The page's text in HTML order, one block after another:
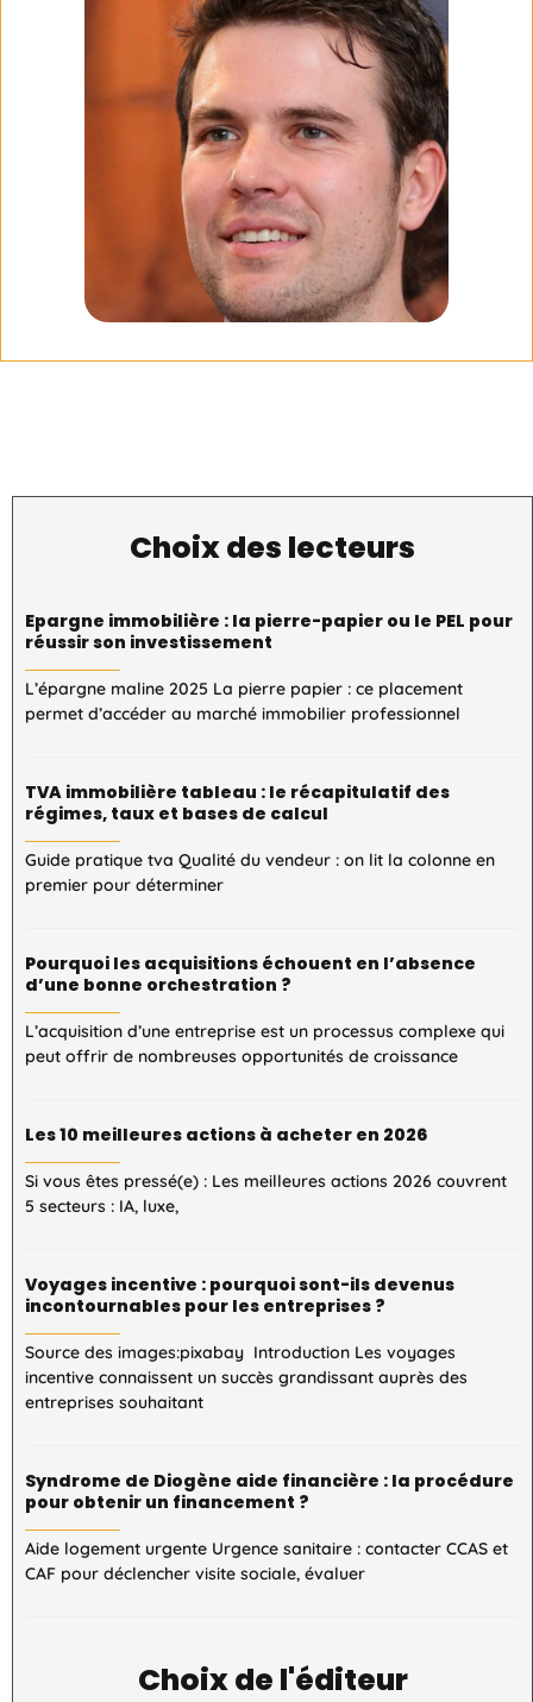
Choix des lecteurs
Epargne immobilière : la pierre-papier ou le PEL pour
réussir son investissement
L’épargne maline 2025 La pierre papier : ce placement
permet d’accéder au marché immobilier professionnel
TVA immobilière tableau : le récapitulatif des
régimes, taux et bases de calcul
Guide pratique tva Qualité du vendeur : on lit la colonne en
premier pour déterminer
Pourquoi les acquisitions échouent en l’absence
d’une bonne orchestration ?
L’acquisition d’une entreprise est un processus complexe qui
peut offrir de nombreuses opportunités de croissance
Les 10 meilleures actions à acheter en 2026
Si vous êtes pressé(e) : Les meilleures actions 2026 couvrent
5 secteurs : IA, luxe,
Voyages incentive : pourquoi sont-ils devenus
incontournables pour les entreprises ?
Source des images:pixabay Introduction Les voyages
incentive connaissent un succès grandissant auprès des
entreprises souhaitant
Syndrome de Diogène aide financière : la procédure
pour obtenir un financement ?
Aide logement urgente Urgence sanitaire : contacter CCAS et
CAF pour déclencher visite sociale, évaluer
Choix de l'éditeur